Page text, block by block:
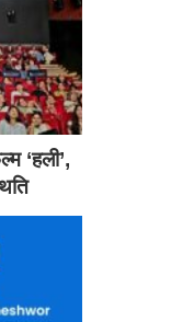
‘हली’,